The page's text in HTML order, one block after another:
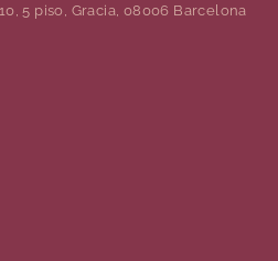
5 piso, Gracia, 08006 Barcelona